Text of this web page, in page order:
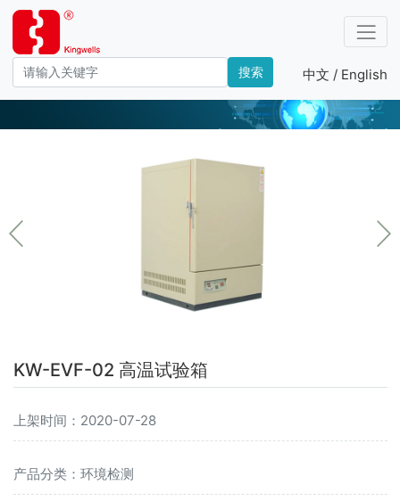
搜索 中文 / English
环境检测
KW-EVF-02 高温试验箱
上架时间：2020-07-28
产品分类：环境检测